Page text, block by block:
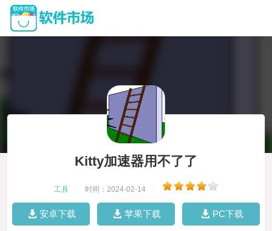
Kitty加速器用不了了
工具 时间：2024-02-14
安卓下载 苹果下载 PC下载